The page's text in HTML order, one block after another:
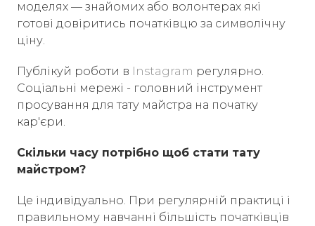
моделях — знайомих або волонтерах які
готові довіритись початківцю за символічну
ціну.
Публікуй роботи в Instagram регулярно.
Соціальні мережі - головний інструмент
просування для тату майстра на початку
кар'єри.
Скільки часу потрібно щоб стати тату
майстром?
Це індивідуально. При регулярній практиці і
правильному навчанні більшість початківців